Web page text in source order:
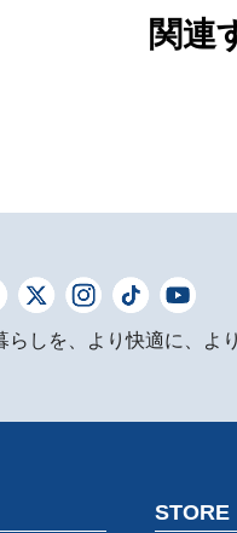
関連
しを、より快適に、
STORE